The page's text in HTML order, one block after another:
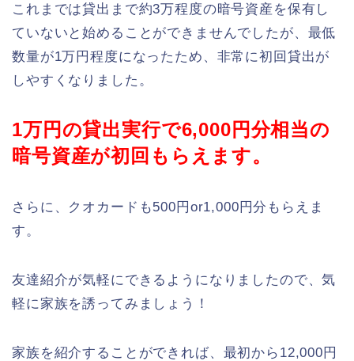
これまでは貸出まで約3万程度の暗号資産を保有し
ていないと始めることができませんでしたが、最低
数量が1万円程度になったため、非常に初回貸出が
しやすくなりました。
1万円の貸出実行で6,000円分相当の
暗号資産が初回もらえます。
さらに、クオカードも500円or1,000円分もらえま
す。
友達紹介が気軽にできるようになりましたので、気
軽に家族を誘ってみましょう！
家族を紹介することができれば、最初から12,000円